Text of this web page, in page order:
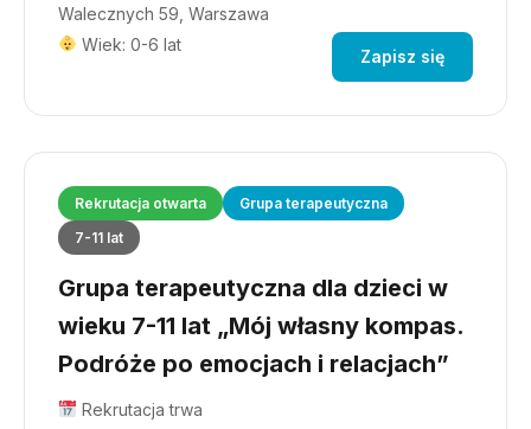
Walecznych 59, Warszawa
Wiek: 0-6 lat
Zapisz się
Rekrutacja otwarta
Grupa terapeutyczna
7-11 lat
Grupa terapeutyczna dla dzieci w
wieku 7-11 lat „Mój własny kompas.
Podróże po emocjach i relacjach”
Rekrutacja trwa